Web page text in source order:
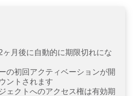
ヶ月後に自動的に期限切れにな
の初回アクティベーションが開
ントされます
ェクトへのアクセス権は有効期